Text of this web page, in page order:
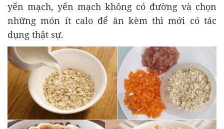
yến mạch, yến mạch không có đường và chọn
những món ít calo để ăn kèm thì mới có tác
dụng thật sự.